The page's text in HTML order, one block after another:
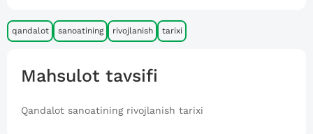
qandalot sanoatining rivojlanish tarixi
Mahsulot tavsifi
Qandalot sanoatining rivojlanish tarixi